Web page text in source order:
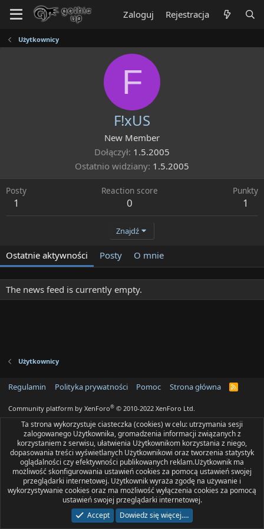
Zaloguj Rejestracja
Użytkownicy
F
F!xUS
New Member
Dołączył 1.5.2005
Ostatnio widziany 1.5.2005
Posty
1
Reaction score
0
Punkty
1
Znajdź
Ostatnie aktywności Posty O mnie
The news feed is currently empty.
Użytkownicy
Regulamin Polityka prywatności Pomoc Strona główna
R
Community platform by XenForo® © 2010-2022 XenForo Ltd.
Ta strona wykorzystuje ciasteczka (cookies) w celu: utrzymania sesji
zalogowanego Użytkownika, gromadzenia informacji związanych z
korzystaniem z serwisu, ułatwienia Użytkownikom korzystania z niego,
dopasowania treści wyświetlanych Użytkownikowi oraz tworzenia statystyk
oglądalności czy efektywności publikowanych reklam.Użytkownik ma
możliwość skonfigurowania ustawień cookies za pomocą ustawień swojej
przeglądarki internetowej. Użytkownik wyraża zgodę na używanie i
wykorzystywanie cookies oraz ma możliwość wyłączenia cookies za pomocą
ustawień swojej przeglądarki internetowej.
Accept
Dowiedz się więcej.…